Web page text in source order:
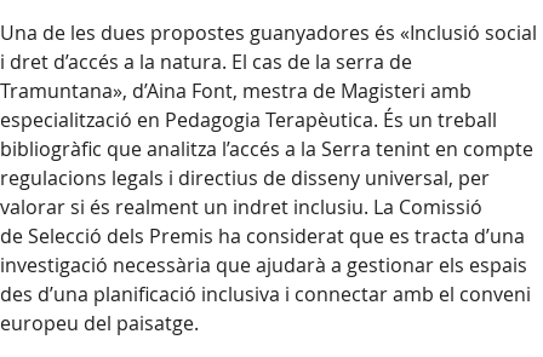
Una de les dues propostes guanyadores és «Inclusió social
i dret d’accés a la natura. El cas de la serra de
Tramuntana», d’Aina Font, mestra de Magisteri amb
especialització en Pedagogia Terapèutica. És un treball
bibliogràfic que analitza l’accés a la Serra tenint en compte
regulacions legals i directius de disseny universal, per
valorar si és realment un indret inclusiu. La Comissió
de Selecció dels Premis ha considerat que es tracta d’una
investigació necessària que ajudarà a gestionar els espais
des d’una planificació inclusiva i connectar amb el conveni
europeu del paisatge.